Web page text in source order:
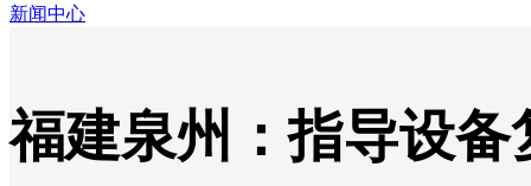
新闻中心
福建泉州：指导设